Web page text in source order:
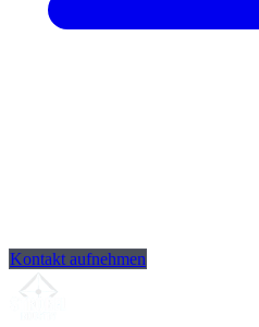
Kontakt aufnehmen